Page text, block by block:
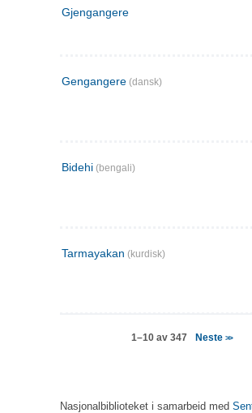
Gjengangere
Gengangere (dansk)
Bidehi (bengali)
Tarmayakan (kurdisk)
1–10 av 347 Neste >>
Nasjonalbiblioteket i samarbeid med